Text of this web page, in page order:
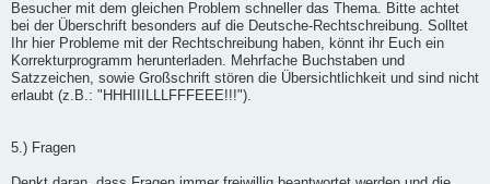
Besucher mit dem gleichen Problem schneller das Thema. Bitte achtet
bei der Überschrift besonders auf die Deutsche-Rechtschreibung. Solltet
Ihr hier Probleme mit der Rechtschreibung haben, könnt ihr Euch ein
Korrekturprogramm herunterladen. Mehrfache Buchstaben und
Satzzeichen, sowie Großschrift stören die Übersichtlichkeit und sind nicht
erlaubt (z.B.: "HHHIIILLLFFFEEE!!!").
5.) Fragen